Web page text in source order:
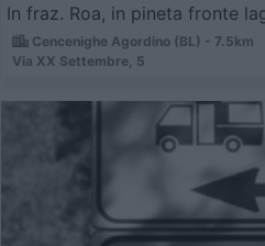
In fraz. Roa, in pineta fronte
Cencenighe Agordino (BL) - 7.5km
Via XX Settembre, 5